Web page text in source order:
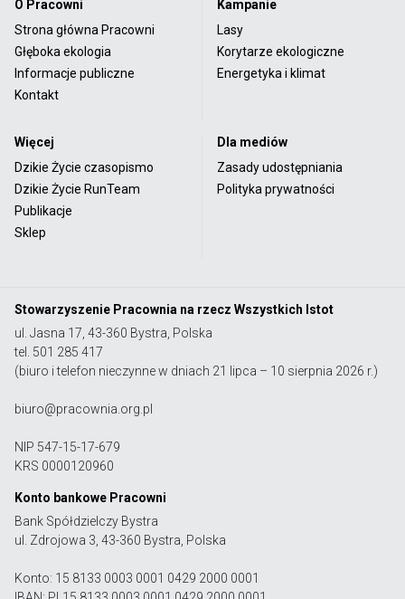
O Pracowni
Strona główna Pracowni
Głęboka ekologia
Informacje publiczne
Kontakt
Kampanie
Lasy
Korytarze ekologiczne
Energetyka i klimat
Więcej
Dzikie Życie czasopismo
Dzikie Życie RunTeam
Publikacje
Sklep
Dla mediów
Zasady udostępniania
Polityka prywatności
Stowarzyszenie Pracownia na rzecz Wszystkich Istot
ul. Jasna 17, 43-360 Bystra, Polska
tel. 501 285 417
(biuro i telefon nieczynne w dniach 21 lipca – 10 sierpnia 2026 r.)
biuro@pracownia.org.pl
NIP 547-15-17-679
KRS 0000120960
Konto bankowe Pracowni
Bank Spółdzielczy Bystra
ul. Zdrojowa 3, 43-360 Bystra, Polska
Konto: 15 8133 0003 0001 0429 2000 0001